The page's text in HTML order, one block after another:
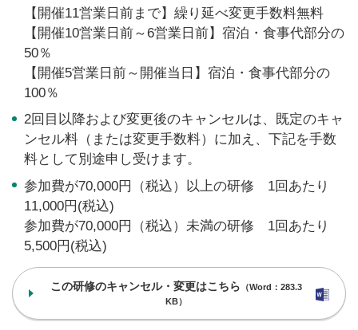
【開催11営業日前まで】繰り延べ変更手数料無料
【開催10営業日前～6営業日前】宿泊・食事代部分の
50％
【開催5営業日前～開催当日】宿泊・食事代部分の
100％
2回目以降および変更後のキャンセルは、既定のキャ
ンセル料（または変更手数料）に加え、下記を手数
料として別途申し受けます。
参加費が70,000円（税込）以上の研修 1回あたり
11,000円(税込)
参加費が70,000円（税込）未満の研修 1回あたり
5,500円(税込)
この研修のキャンセル・変更はこちら （Word：283.3
KB）